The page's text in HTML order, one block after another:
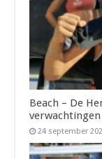
Beach – De
24 september